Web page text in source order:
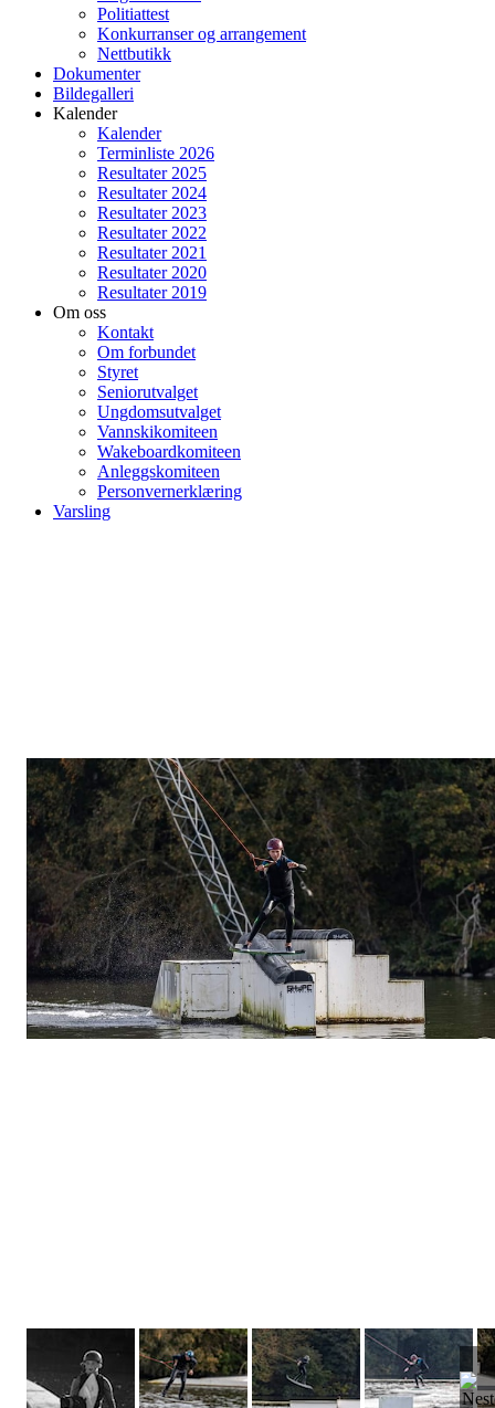
Politiattest
Konkurranser og arrangement
Nettbutikk
Dokumenter
Bildegalleri
Kalender
Kalender
Terminliste 2026
Resultater 2025
Resultater 2024
Resultater 2023
Resultater 2022
Resultater 2021
Resultater 2020
Resultater 2019
Om oss
Kontakt
Om forbundet
Styret
Seniorutvalget
Ungdomsutvalget
Vannskikomiteen
Wakeboardkomiteen
Anleggskomiteen
Personvernerklæring
Varsling